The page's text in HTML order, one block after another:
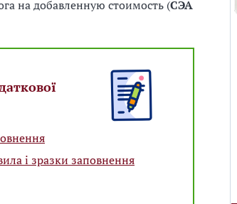
на добавленную стоимость (СЭА
і зразки заповнення